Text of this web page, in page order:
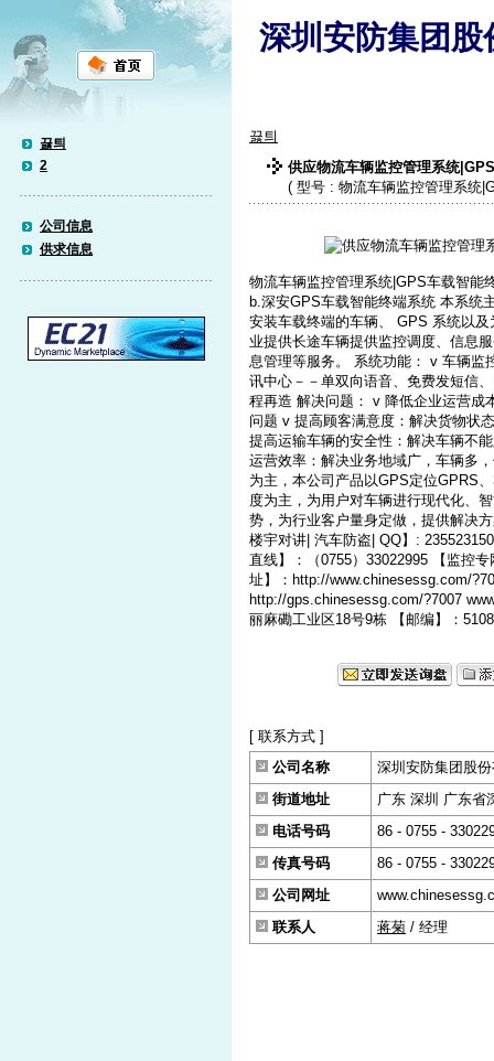
끓틔
2
公司信息
供求信息
深圳安防集团股
끓틔
供应物流车辆监控管理系统
( 型号 : 物流车辆监控管理系统
物流车辆监控管理系统|GPS车载智能
b.深安GPS车载智能终端系统 本系统
安装车载终端的车辆、 GPS 系统以
业提供长途车辆提供监控调度、信息
息管理等服务。 系统功能： v 车辆监
讯中心－－单双向语音、免费发短信
程再造 解决问题： v 降低企业运营成
问题 v 提高顾客满意度：解决货物状
提高运输车辆的安全性：解决车辆不
运营效率：解决业务地域广，车辆多
为主，本公司产品以GPS定位GPRS
度为主，为用户对车辆进行现代化、
势，为行业客户量身定做，提供解
楼宇对讲| 汽车防盗| QQ】:
直线】：（0755）33022995 【监控
址】：http://www.chinesessg.com/
http://gps.chinesessg.com/?7007
丽麻磡工业区18号9栋 【邮编】：
[ 联系方式 ]
公司名称
深圳安防集团股
街道地址
广东 深圳 广东省
电话号码
86 - 0755 -
传真号码
86 - 0755 -
公司网址
联系人
蒋菊 / 经理